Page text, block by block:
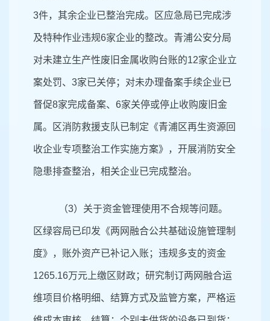
3件，其余企业已整治完成。区应急局已完成涉
及特种作业违规6家企业的整改。青浦公安分局
对未建立生产性废旧金属收购台账的12家企业立
案处罚、3家已关停；对未办理备案手续企业已
督促8家完成备案、6家关停或停止收购废旧金
属。区消防救援支队已制定《青浦区再生资源回
收企业专项整治工作实施方案》，开展消防安全
隐患排查整治，相关企业已完成整治。
（3）关于资金管理使用不合规等问题。
区绿容局已印发《两网融合公共基础设施管理制
度》，账外资产已补记入账；违规多支的资金
1265.16万元上缴区财政；研究制订两网融合运
维项目价格明细、结算方式及监管方案，严格运